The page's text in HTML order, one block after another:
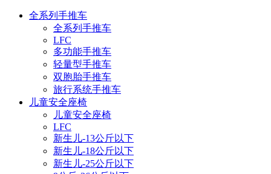
全系列手推车
全系列手推车
LFC
多功能手推车
轻量型手推车
双胞胎手推车
旅行系统手推车
儿童安全座椅
儿童安全座椅
LFC
新生儿-13公斤以下
新生儿-18公斤以下
新生儿-25公斤以下